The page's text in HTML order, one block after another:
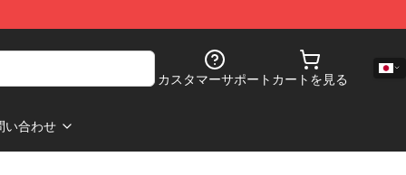
カスタマーサポート カートを見る
い合わせ